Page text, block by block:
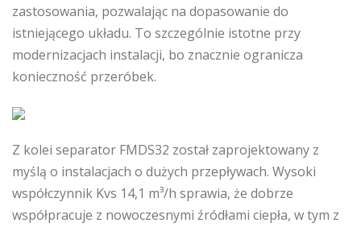
zastosowania, pozwalając na dopasowanie do
istniejącego układu. To szczególnie istotne przy
modernizacjach instalacji, bo znacznie ogranicza
konieczność przeróbek.
Z kolei separator FMDS32 został zaprojektowany z
myślą o instalacjach o dużych przepływach. Wysoki
współczynnik Kvs 14,1 m³/h sprawia, że dobrze
współpracuje z nowoczesnymi źródłami ciepła, w tym z